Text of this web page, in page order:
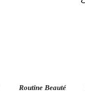
Routine Beauté